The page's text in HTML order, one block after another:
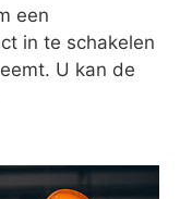
een
in te schakelen
U kan de